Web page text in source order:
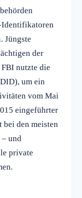
Identifikatoren
Jüngste
der
nutzte die
um ein
vom Mai
eingeführter
den meisten
– und
private